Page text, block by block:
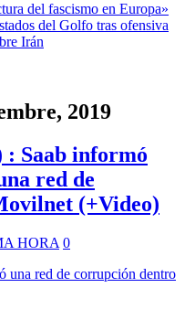
del fascismo en Europa»
del Golfo tras ofensiva
Irán
2019
Saab informó
red de
(+Video)
HORA 0